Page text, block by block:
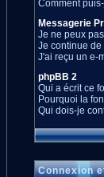
Comment
Messagerie
Je ne peux
Je continue
J'ai reçu un e-
phpBB 2
Qui a écrit ce
Pourquoi la
Qui dois-je
Connexion